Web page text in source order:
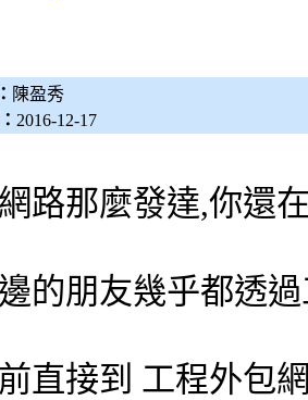
陳盈秀
2016-12-17
路那麼發達,你還
的朋友幾乎都透
直接到 工程外包